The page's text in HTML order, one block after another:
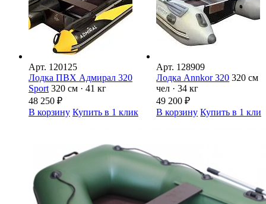
Арт. 120125
Лодка ПВХ Адмирал 320
Sport 320 см · 41 кг
48 250 ₽
В корзину Купить в 1 клик
Арт. 128909
Лодка Annkor 320 320 см ·
чел · 34 кг
49 200₽
В корзину Купить в 1 клик